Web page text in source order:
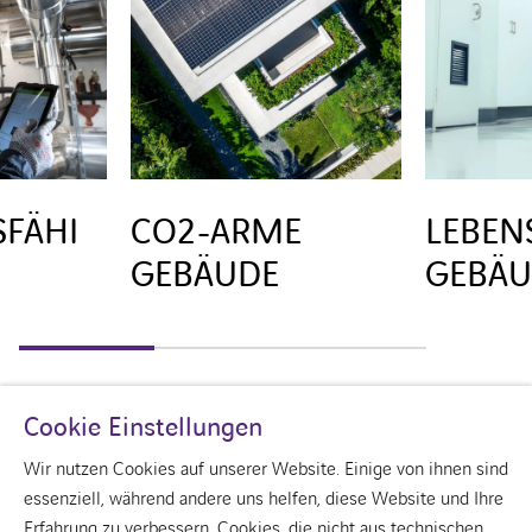
CO2-ARME
GEBÄUDE
Cookie Einstellungen
Wir nutzen Cookies auf unserer Website. Einige von ihnen sind
essenziell, während andere uns helfen, diese Website und Ihre
Erfahrung zu verbessern. Cookies, die nicht aus technischen